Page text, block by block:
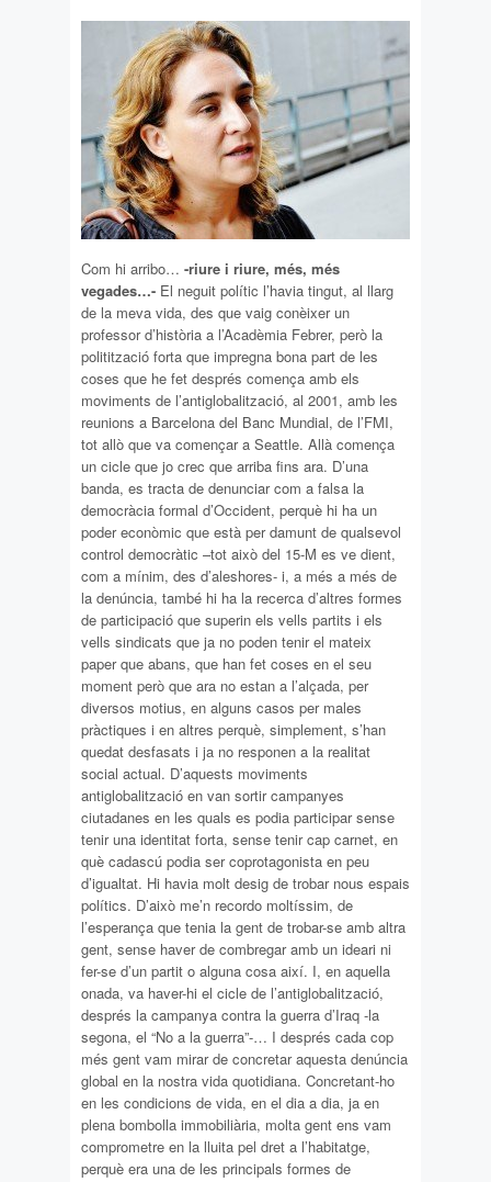
Com hi arribo… -riure i riure, més, més
vegades…- El neguit polític l’havia tingut, al llarg
de la meva vida, des que vaig conèixer un
professor d’història a l’Acadèmia Febrer, però la
politització forta que impregna bona part de les
coses que he fet després comença amb els
moviments de l’antiglobalització, al 2001, amb les
reunions a Barcelona del Banc Mundial, de l’FMI,
tot allò que va començar a Seattle. Allà comença
un cicle que jo crec que arriba fins ara. D’una
banda, es tracta de denunciar com a falsa la
democràcia formal d’Occident, perquè hi ha un
poder econòmic que està per damunt de qualsevol
control democràtic –tot això del 15-M es ve dient,
com a mínim, des d’aleshores- i, a més a més de
la denúncia, també hi ha la recerca d’altres formes
de participació que superin els vells partits i els
vells sindicats que ja no poden tenir el mateix
paper que abans, que han fet coses en el seu
moment però que ara no estan a l’alçada, per
diversos motius, en alguns casos per males
pràctiques i en altres perquè, simplement, s’han
quedat desfasats i ja no responen a la realitat
social actual. D’aquests moviments
antiglobalització en van sortir campanyes
ciutadanes en les quals es podia participar sense
tenir una identitat forta, sense tenir cap carnet, en
què cadascú podia ser coprotagonista en peu
d’igualtat. Hi havia molt desig de trobar nous espais
polítics. D’això me’n recordo moltíssim, de
l’esperança que tenia la gent de trobar-se amb altra
gent, sense haver de combregar amb un ideari ni
fer-se d’un partit o alguna cosa així. I, en aquella
onada, va haver-hi el cicle de l’antiglobalització,
després la campanya contra la guerra d’Iraq -la
segona, el “No a la guerra”-… I després cada cop
més gent vam mirar de concretar aquesta denúncia
global en la nostra vida quotidiana. Concretant-ho
en les condicions de vida, en el dia a dia, ja en
plena bombolla immobiliària, molta gent ens vam
comprometre en la lluita pel dret a l’habitatge,
perquè era una de les principals formes de